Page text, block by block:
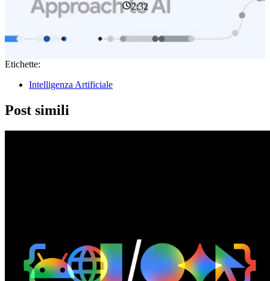
2:32
Etichette:
Intelligenza Artificiale
Post simili